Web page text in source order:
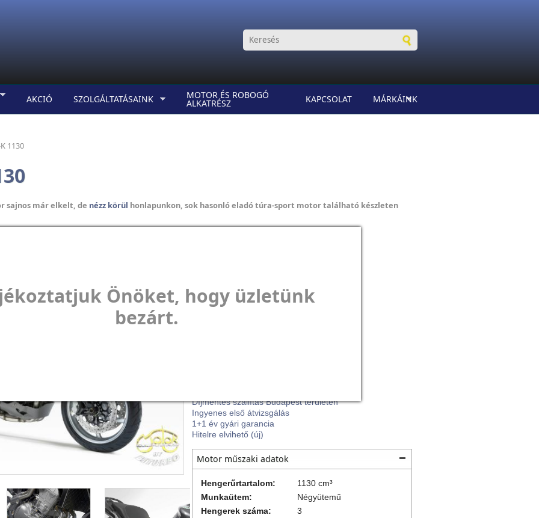
Önöket, hogy üzletünk
bezárt.
AKCIÓ SZOLGÁLTATÁSAINK MOTOR ÉS ROBOGÓ
ALKATRÉSZ KAPCSOLAT MÁRKÁINK
1130
sajnos már elkelt, de nézz körül honlapunkon, sok hasonló eladó túra-sport motor található készleten
Évjárat:
Díjmentes szállítás Budapest területén
Ingyenes első átvizsgálás
1+1 év gyári garancia
Hitelre elvihető (új)
Motor műszaki adatok
Hengerűrtartalom:
1130 cm³
Munkaütem:
Négyütemű
Hengerek száma:
3